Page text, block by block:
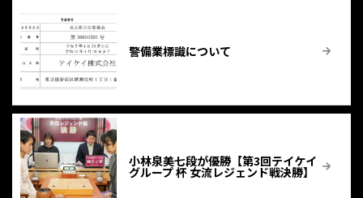
警備業標識について
小林泉美七段が優勝【第3回テイケイ
グループ 杯 女流レジェンド戦決勝】